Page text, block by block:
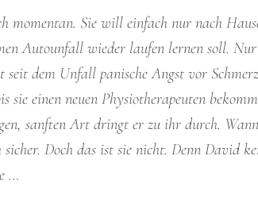
momentan. Sie will einfach nur nach
Autounfall wieder laufen lernen soll.
dem Unfall panische Angst vor
sie einen neuen Physiotherapeuten
sanften Art dringt er zu ihr durch.
Doch das ist sie nicht. Denn David
…